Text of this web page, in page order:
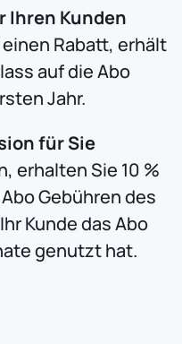
Ihren Kunden
Rabatt, erhält
auf die Abo
Jahr.
für Sie
erhalten Sie 10 %
Gebühren des
Kunde das Abo
genutzt hat.